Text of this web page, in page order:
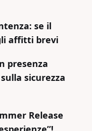
se il
affitti brevi
presenza
sicurezza
Release